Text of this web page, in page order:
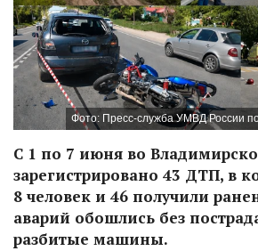
Фото: Пресс-служба УМВД России
С 1 по 7 июня во
зарегистрировано 43 ДТП, в
8 человек и 46 получили
аварий обошлись без
разбитые машины.